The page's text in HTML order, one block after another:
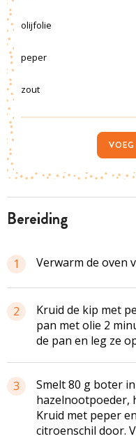
bereiding
1 Verwarm de oven
2
Kruid de kip met
pan met olie 2
de pan en leg ze
3
Smelt 80 g boter
hazelnootpoeder,
Kruid met peper
citroenschil door.
olijfolie
peper
zout